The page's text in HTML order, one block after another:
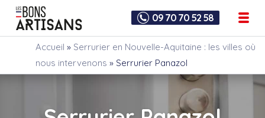
09 70 70 52 58
Accueil » Serrurier en Nouvelle-Aquitaine : les villes où
nous intervenons » Serrurier Panazol